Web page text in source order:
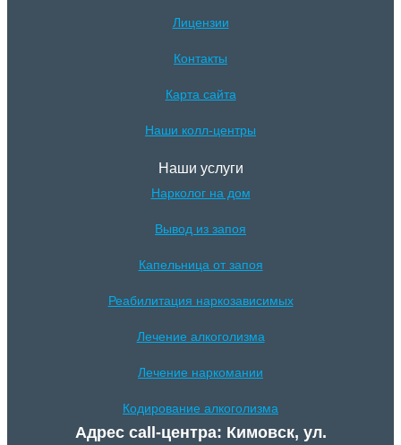
Лицензии
Контакты
Карта сайта
Наши колл-центры
Наши услуги
Нарколог на дом
Вывод из запоя
Капельница от запоя
Реабилитация наркозависимых
Лечение алкоголизма
Лечение наркомании
Кодирование алкоголизма
Адрес call-центра: Кимовск, ул.